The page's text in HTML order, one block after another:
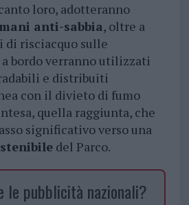
loro, adotteranno
anti-sabbia, oltre a
risciacquo sulle
bordo verranno utilizzati
e distribuiti
con il divieto di fumo
quella raggiunta, che
significativo verso una
del Parco.
le pubblicità nazionali?